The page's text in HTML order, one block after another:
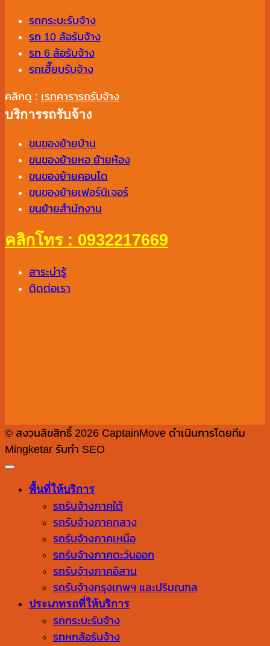
รถกระบะรับจ้าง
รถ 10 ล้อรับจ้าง
รถ 6 ล้อรับจ้าง
รถเฮี๊ยบรับจ้าง
คลิกดู : เรทคารารถรับจ้าง
บริการรถรับจ้าง
ขนของย้ายบ้าน
ขนของย้ายหอ ย้ายห้อง
ขนของย้ายคอนโด
ขนของย้ายเฟอร์นิเจอร์
ขนย้ายสำนักงาน
คลิกโทร : 0932217669
สาระน่ารู้
ติดต่อเรา
© สงวนลิขสิทธิ์ 2026 CaptainMove ดำเนินการโดยทีม
Mingketar รับทำ SEO
พื้นที่ให้บริการ
รถรับจ้างภาคใต้
รถรับจ้างภาคกลาง
รถรับจ้างภาคเหนือ
รถรับจ้างภาคตะวันออก
รถรับจ้างภาคอีสาน
รถรับจ้างกรุงเทพฯ และปริมณฑล
ประเภทรถที่ให้บริการ
รถกระบะรับจ้าง
รถหกล้อรับจ้าง